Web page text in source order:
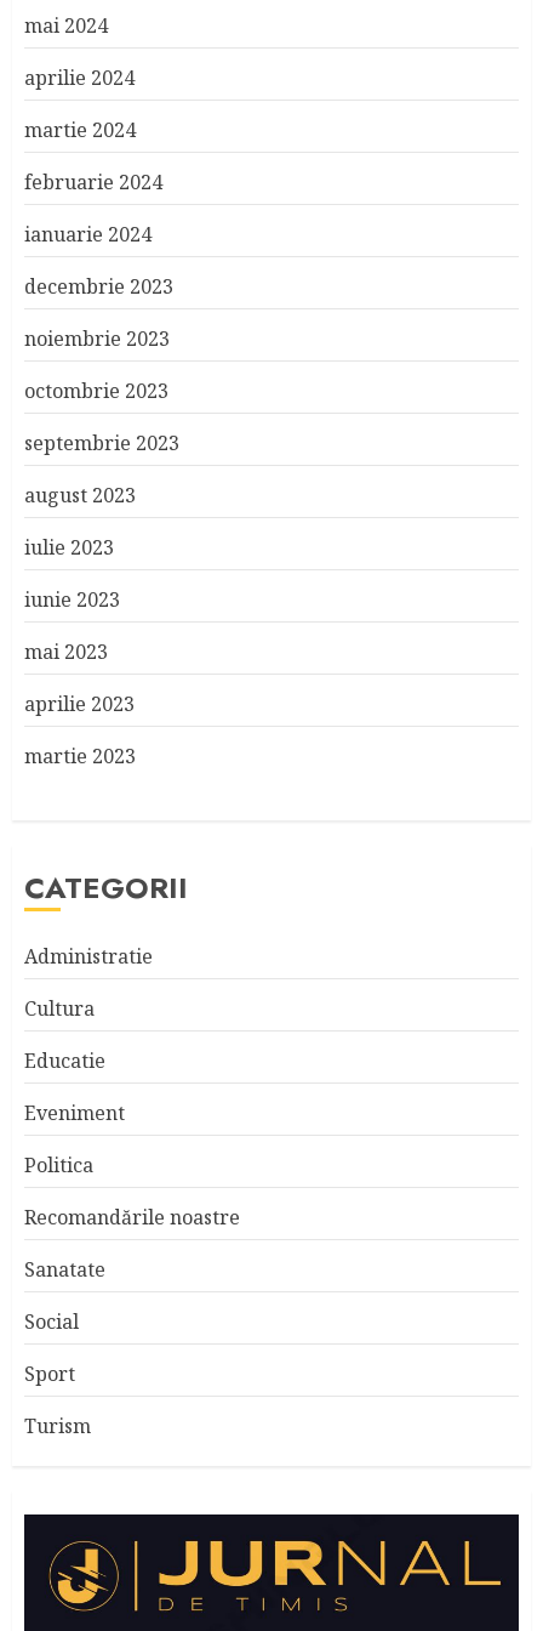
mai 2024
aprilie 2024
martie 2024
februarie 2024
ianuarie 2024
decembrie 2023
noiembrie 2023
octombrie 2023
septembrie 2023
august 2023
iulie 2023
iunie 2023
mai 2023
aprilie 2023
martie 2023
CATEGORII
Administratie
Cultura
Educatie
Eveniment
Politica
Recomandările noastre
Sanatate
Social
Sport
Turism